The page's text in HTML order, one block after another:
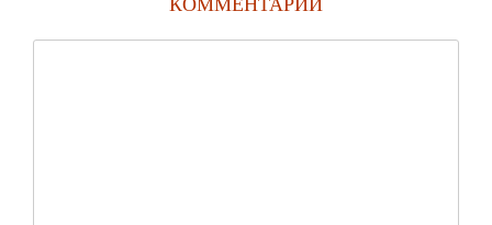
КОММЕНТАРИИ